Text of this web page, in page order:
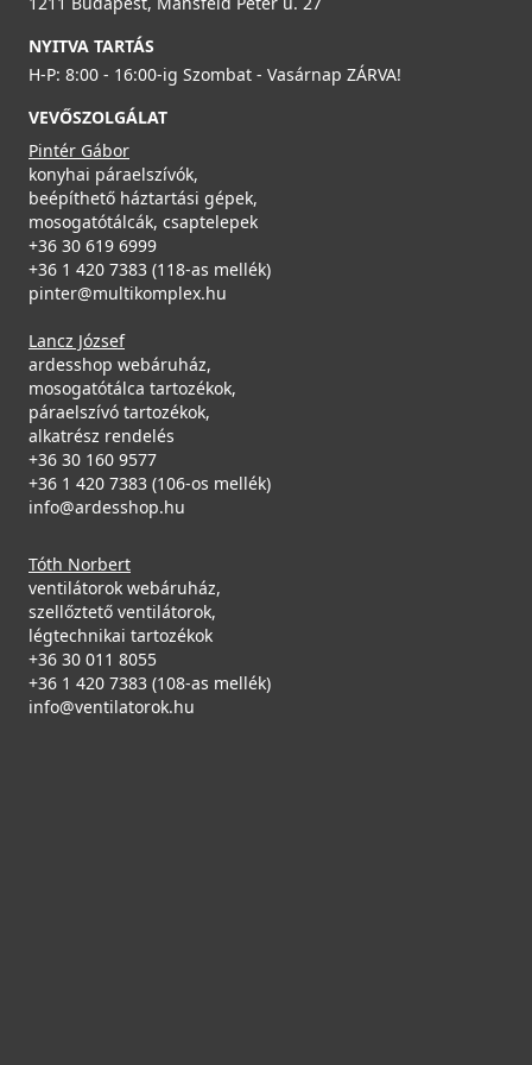
NYITVA TARTÁS
H-P: 8:00 - 16:00-ig Szombat - Vasárnap ZÁRVA!
VEVŐSZOLGÁLAT
Pintér Gábor
konyhai páraelszívók,
beépíthető háztartási gépek,
mosogatótálcák, csaptelepek
+36 30 619 6999
+36 1 420 7383 (118-as mellék)
pinter@multikomplex.hu
Lancz József
ardesshop webáruház,
mosogatótálca tartozékok,
páraelszívó tartozékok,
alkatrész rendelés
+36 30 160 9577
+36 1 420 7383 (106-os mellék)
info@ardesshop.hu
Tóth Norbert
ventilátorok webáruház,
szellőztető ventilátorok,
légtechnikai tartozékok
+36 30 011 8055
+36 1 420 7383 (108-as mellék)
info@ventilatorok.hu